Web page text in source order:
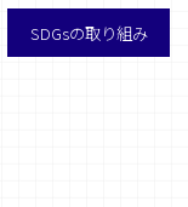
SDGsの取り組み